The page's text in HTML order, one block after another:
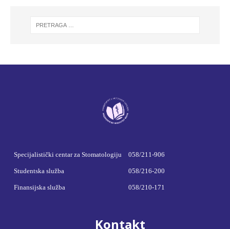
Specijalistički centar za Stomatologiju 058/211-906
Studentska služba 058/216-200
Finansijska služba 058/210-171
Kontakt